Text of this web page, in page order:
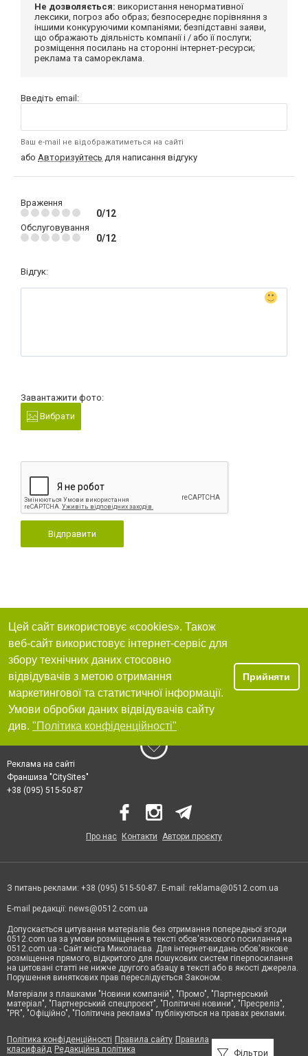
Не дозволяється: використання ненормативної
лексики, погроз або образ; безпосереднє порівняння з
іншими конкуруючими компаніями; безпідставні заяви,
що ображають діяльність компанії і / або її послуги;
розміщення посилань на сторонні інтернет-ресурси;
реклама та самореклама.
Введіть email:
Ваш e-mail не відображатиметься на сайті
або Авторизуйтесь для написання відгуку
Враження
0/12
Обслуговування
0/12
Відгук:
Завантажити фото:
Вибрати
Відправити
Фільтри
Цей сайт використовує «cookies». Також
веб-сайт використовує інтернет-сервіс для
збору технічних даних стосовно
відвідувачів з метою отримання
маркетингової та статистичної інформації.
Умови обробки даних відвідувачів сайту
див. "Політика конфіденційності"
Прийняти
Реклама на сайті
Франшиза "CitySites"
+38 (095) 515-50-87
Про нас Контакти Автори проєкту
З питань реклами: +38 (095) 515-50-87. E-mail: reklama@0512.com.ua
E-mail редакції: news@0512.com.ua
Допускається цитування матеріалів без отримання попередньої згоди
0512.com.ua за умови розміщення в тексті обов'язкового посилання на
0512.com.ua - Сайт міста Миколаєва. Для інтернет-видань обов'язкове
розміщення прямого, відкритого для пошукових систем гіперпосилання
на цитовані статті не нижче другого абзацу в тексті або в якості джерела.
Порушення виняткових прав переслідується Законом.
Матеріали з плашками "Новини компаній", "Промо", "Партнерський
матеріал", "Партнерський спецпроєкт", "Політичні новини", "Пресреліз",
"PR", "Офіційно", "Політична реклама" публікуються на правах реклами.
Політика конфіденційності Правила сайту Правила
класифайд Редакційна політика